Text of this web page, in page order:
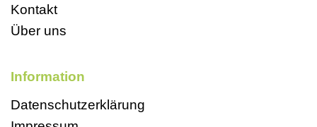
Kontakt
Über uns
Information
Datenschutzerklärung